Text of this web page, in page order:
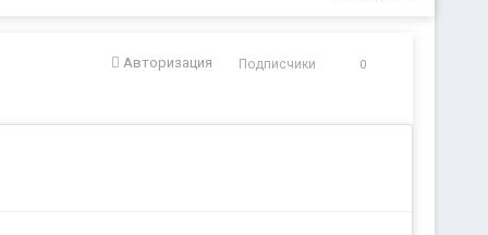
Авторизация Подписчики 0